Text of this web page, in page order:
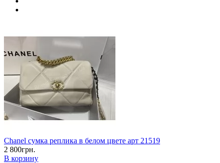
Chanel сумка реплика в белом цвете арт 21519
2 800грн.
В корзину